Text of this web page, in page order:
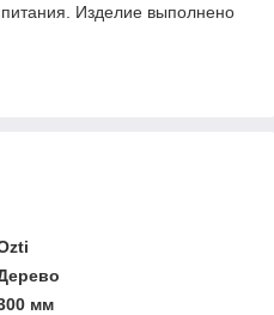
Изделие выполнено
мм